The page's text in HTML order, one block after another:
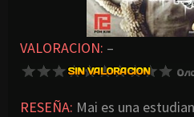
VALORACION: –
RESEÑA: Mai es una